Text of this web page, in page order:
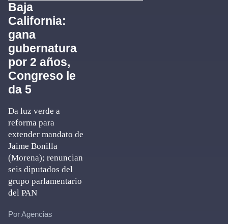
Baja
California:
gana
gubernatura
por 2 años,
Congreso le
da 5
Da luz verde a
reforma para
extender mandato de
Jaime Bonilla
(Morena); renuncian
seis diputados del
grupo parlamentario
del PAN
Por Agencias